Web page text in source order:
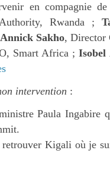
en compagnie
Rwanda ;
Annick Sakho, Director
Smart Africa ;Isobel
intervention :
Paula Ingabire
Kigali où je